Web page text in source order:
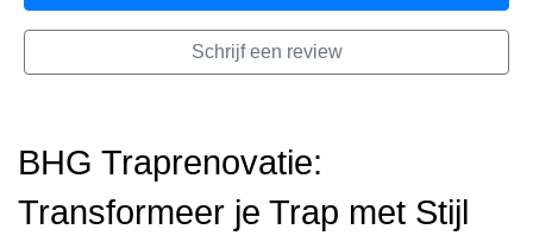
Schrijf een review
BHG Traprenovatie:
Transformeer je Trap met Stijl